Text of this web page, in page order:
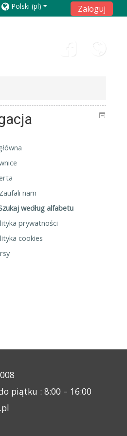
Polski ‎(pl)‎ Zaloguj
Zaufali nam
według alfabetu
prywatności
cookies
piątku : 8:00 – 16:00